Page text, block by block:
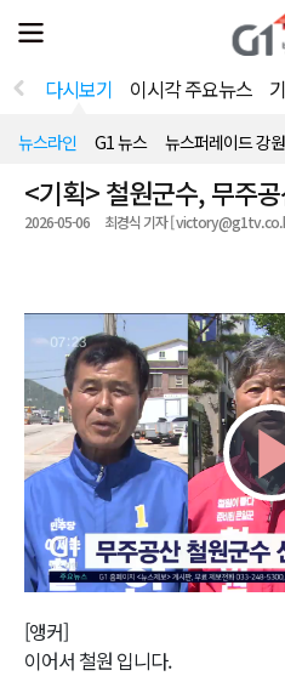
전
체
뉴
열
다시보기 이시각 주요뉴스
뉴스라인 G1 뉴스 뉴스퍼레이드 강원
<기획> 철원군수, 무주
2026-05-06 최경식 기자 [
[앵커]
이어서 철원 입니다.